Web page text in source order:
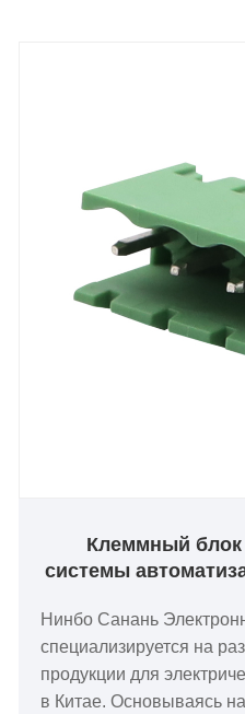
Клеммный блок
системы
Нинбо Санань
специализируется на
продукции для
в Китае. Основываясь